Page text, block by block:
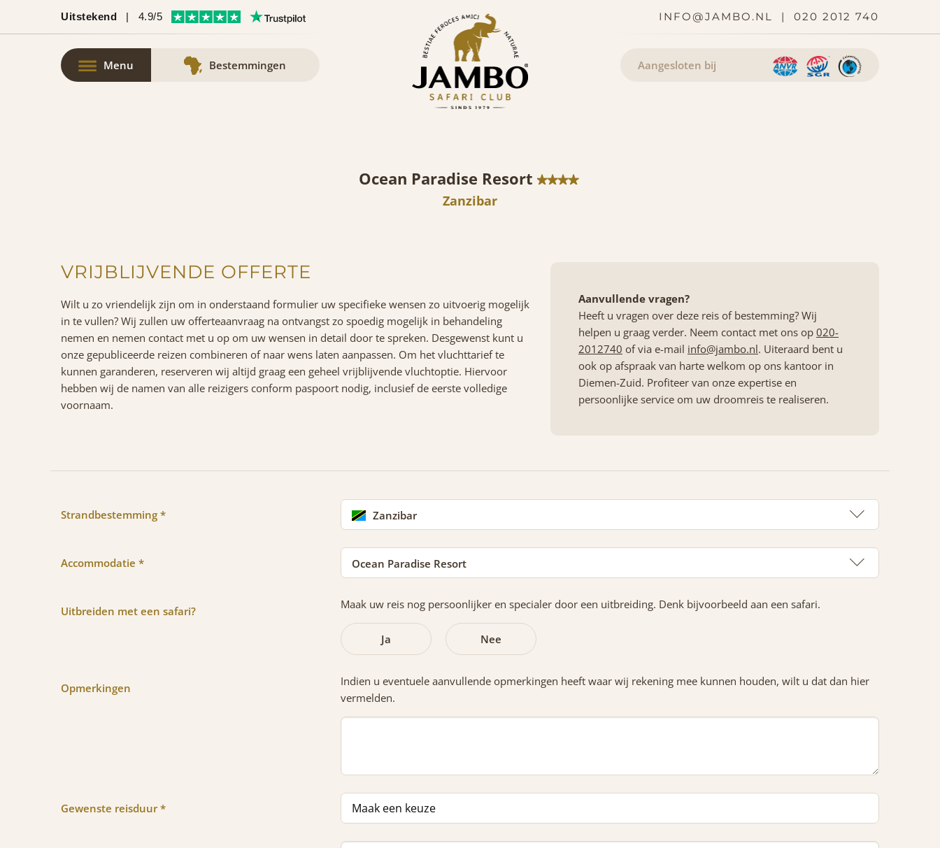
Uitstekend | 4.9/5 INFO@JAMBO.NL | 020 2012 740
Menu Bestemmingen Aangesloten bij
Ocean Paradise Resort
Zanzibar
VRIJBLIJVENDE OFFERTE
Wilt u zo vriendelijk zijn om in onderstaand formulier uw specifieke wensen zo uitvoerig mogelijk
in te vullen? Wij zullen uw offerteaanvraag na ontvangst zo spoedig mogelijk in behandeling
nemen en nemen contact met u op om uw wensen in detail door te spreken. Desgewenst kunt u
onze gepubliceerde reizen combineren of naar wens laten aanpassen. Om het vluchttarief te
kunnen garanderen, reserveren wij altijd graag een geheel vrijblijvende vluchtoptie. Hiervoor
hebben wij de namen van alle reizigers conform paspoort nodig, inclusief de eerste volledige
voornaam.
Aanvullende vragen?
Heeft u vragen over deze reis of bestemming? Wij
helpen u graag verder. Neem contact met ons op 020-
2012740 of via e-mail info@jambo.nl. Uiteraard bent u
ook op afspraak van harte welkom op ons kantoor in
Diemen-Zuid. Profiteer van onze expertise en
persoonlijke service om uw droomreis te realiseren.
Strandbestemming * Zanzibar
Accommodatie * Ocean Paradise Resort
Uitbreiden met een safari? Maak uw reis nog persoonlijker en specialer door een uitbreiding. Denk bijvoorbeeld aan een safari.
Ja Nee
Opmerkingen
Indien u eventuele aanvullende opmerkingen heeft waar wij rekening mee kunnen houden, wilt u dat dan hier
vermelden.
Gewenste reisduur *